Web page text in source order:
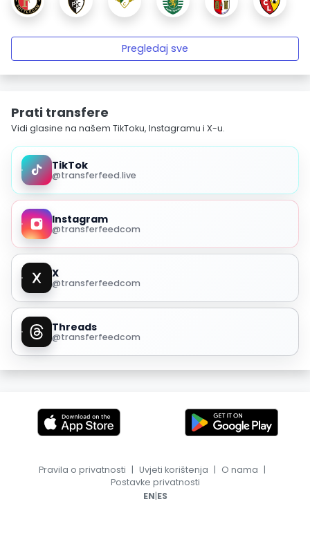
Pregledaj sve
Prati transfere
Vidi glasine na našem TikToku, Instagramu i X-u.
TikTok
@transferfeed.live
Instagram
@transferfeedcom
X
@transferfeedcom
Threads
@transferfeedcom
Pravila o privatnosti | Uvjeti korištenja | O nama |
Postavke privatnosti
EN|ES